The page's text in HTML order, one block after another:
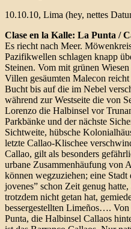
10.10.10, Lima (hey, nettes
Clase en la Kalle: La Punta /
Es riecht nach Meer.
Pazifikwellen schlagen knapp
Steinen. Vom mit grünen
Villen gesäumten Malecon
Bucht bis auf die im Nebel
während zur Westseite die von
Lorenzo die Halbinsel vor
Parkbänke und der nächste
Sichtweite, hübsche
letzte Callao-Klischee
Callao, gilt als besonders
urbane Zusammenhäufung von
können wegzuziehen; eine Stadt
jovenes” schon Zeit genug
trotzdem nicht getan hat,
bessergestellten Limeños….
Punta, die Halbinsel Callaos